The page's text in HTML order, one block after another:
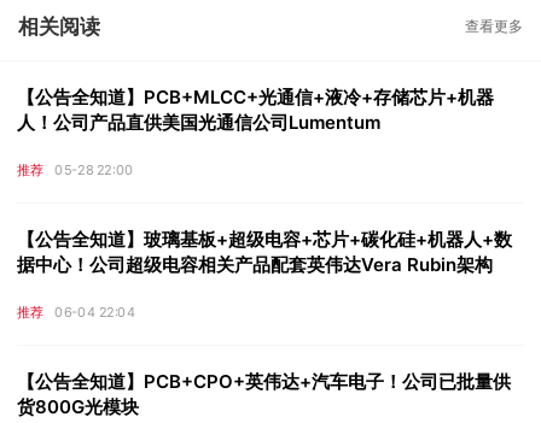
相关阅读 查看更多
【公告全知道】PCB+MLCC+光通信+液冷+存储芯片+机器
人！公司产品直供美国光通信公司Lumentum
推荐 05-28 22:00
【公告全知道】玻璃基板+超级电容+芯片+碳化硅+机器人+数
据中心！公司超级电容相关产品配套英伟达Vera Rubin架构
推荐 06-04 22:04
【公告全知道】PCB+CPO+英伟达+汽车电子！公司已批量供
货800G光模块